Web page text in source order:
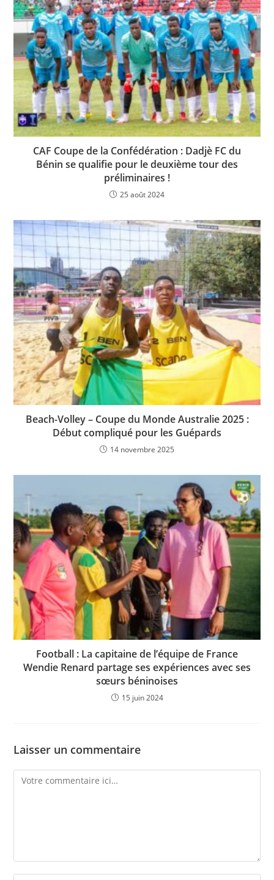
CAF Coupe de la Confédération : Dadjè FC du
Bénin se qualifie pour le deuxième tour des
préliminaires !
25 août 2024
Beach-Volley – Coupe du Monde Australie 2025 :
Début compliqué pour les Guépards
14 novembre 2025
Football : La capitaine de l’équipe de France
Wendie Renard partage ses expériences avec ses
sœurs béninoises
15 juin 2024
Laisser un commentaire